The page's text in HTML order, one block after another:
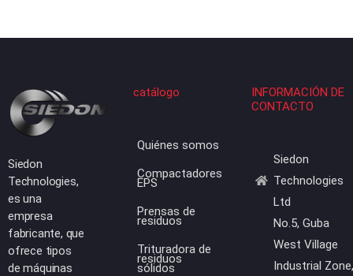
INFORMACIÓN DE
CONTACTO
Siedon
Technologies
Ltd
No.5, Guba
West Village
Industrial Zone,
catálogo
Quiénes somos
Compactadores
EPS
Prensas de
residuos
Trituradora de
residuos
sólidos
Siedon
Technologies,
es una
empresa
fabricante, que
ofrece tipos
de máquinas